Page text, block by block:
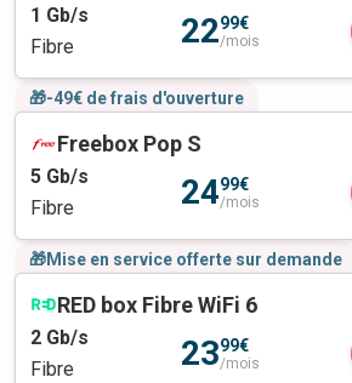
1 Gb/s
Fibre
2299€
/mois
🎁-49€ de frais d'ouverture
Freebox Pop S
5 Gb/s
Fibre
2499€
/mois
🎁Mise en service offerte sur demande
RED box Fibre WiFi 6
2 Gb/s
Fibre
2399€
/mois